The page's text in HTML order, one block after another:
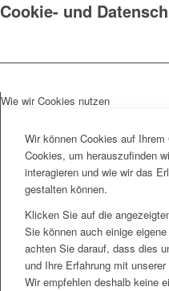
Cookie- und
Wie wir Cookies nutzen
Wir können Cookies auf
Cookies, um herauszufinden
interagieren und wie wir das
gestalten können.
Klicken Sie auf die
Sie können auch einige
achten Sie darauf, dass dies
und Ihre Erfahrung mit
Wir empfehlen deshalb keine